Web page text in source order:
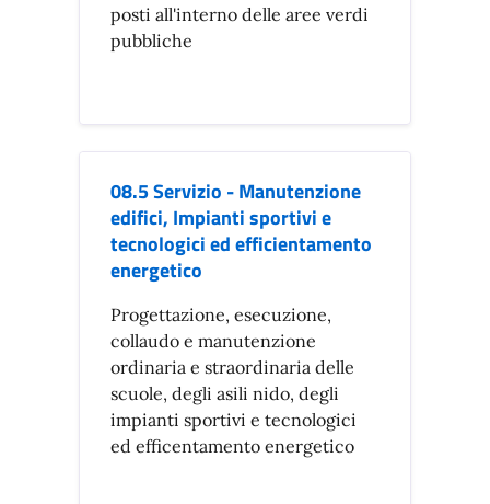
posti all'interno delle aree verdi
pubbliche
08.5 Servizio - Manutenzione
edifici, Impianti sportivi e
tecnologici ed efficientamento
energetico
Progettazione, esecuzione,
collaudo e manutenzione
ordinaria e straordinaria delle
scuole, degli asili nido, degli
impianti sportivi e tecnologici
ed efficentamento energetico